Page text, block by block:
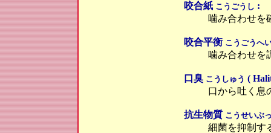
咬合紙 こうごうし :
噛み合わせを
咬合平衡 こうごうへ
噛み合わせを
口臭 こうしゅう (
口から吐く息
抗生物質 こうせいぶ
細菌を抑制す